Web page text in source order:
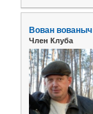
Вован вованыч
Член Клуба